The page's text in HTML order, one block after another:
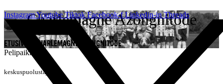
Mene
sisältöön
InstagramYoutube Tiktok Facebook-f Linkedin-in Threads
Charlemagne Azongnitode
ETUSIVU
CHARLEMAGNE AZONGNITODE
Pelipaikka:
keskuspuolustaja